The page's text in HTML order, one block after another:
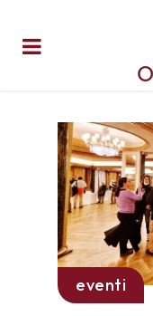
eventi